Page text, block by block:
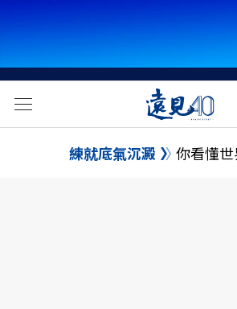
練就底氣沉澱 你看懂世